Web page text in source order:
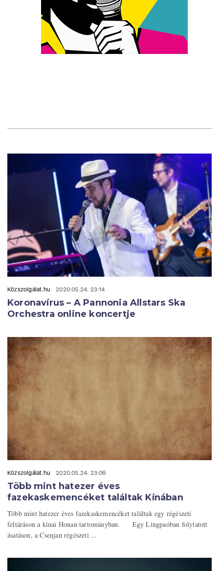
Közszolgálat.hu 2020.05.24. 23:14
Koronavírus – A Pannonia Allstars Ska
Orchestra online koncertje
Közszolgálat.hu 2020.05.24. 23:06
Több mint hatezer éves
fazekaskemencéket találtak Kínában
Több mint hatezer éves fazekaskemencéket találtak egy régészeti
feltáráson a kínai Honan tartományban. Egy Lingpaóban folytatott
ásatáson, a Csenjan régészeti ...